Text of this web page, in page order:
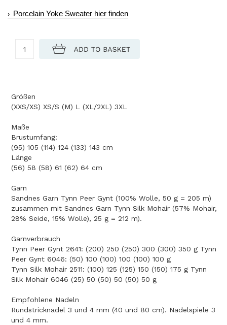
Porcelain Yoke Sweater hier finden
Größen
(XXS/XS) XS/S (M) L (XL/2XL) 3XL
Maße
Brustumfang:
(95) 105 (114) 124 (133) 143 cm
Länge
(56) 58 (58) 61 (62) 64 cm
Garn
Sandnes Garn Tynn Peer Gynt (100% Wolle, 50 g = 205 m)
zusammen mit Sandnes Garn Tynn Silk Mohair (57% Mohair,
28% Seide, 15% Wolle), 25 g = 212 m).
Garnverbrauch
Tynn Peer Gynt 2641: (200) 250 (250) 300 (300) 350 g Tynn
Peer Gynt 6046: (50) 100 (100) 100 (100) 100 g
Tynn Silk Mohair 2511: (100) 125 (125) 150 (150) 175 g Tynn
Silk Mohair 6046 (25) 50 (50) 50 (50) 50 g
Empfohlene Nadeln
Rundstricknadel 3 und 4 mm (40 und 80 cm). Nadelspiele 3
und 4 mm.